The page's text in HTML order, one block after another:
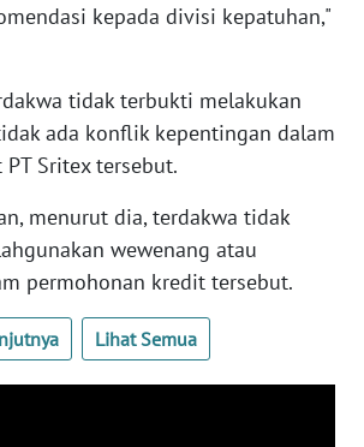
kepada divisi kepatuhan,"
tidak terbukti melakukan
ada konflik kepentingan dalam
Sritex tersebut.
menurut dia, terdakwa tidak
wewenang atau
permohonan kredit tersebut.
Lihat Semua